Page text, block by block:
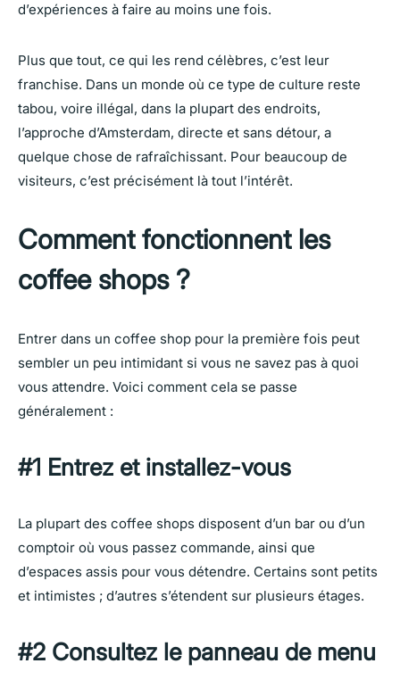
d’expériences à faire au moins une fois.
Plus que tout, ce qui les rend célèbres, c’est leur
franchise. Dans un monde où ce type de culture reste
tabou, voire illégal, dans la plupart des endroits,
l’approche d’Amsterdam, directe et sans détour, a
quelque chose de rafraîchissant. Pour beaucoup de
visiteurs, c’est précisément là tout l’intérêt.
Comment fonctionnent les
coffee shops ?
Entrer dans un coffee shop pour la première fois peut
sembler un peu intimidant si vous ne savez pas à quoi
vous attendre. Voici comment cela se passe
généralement :
#1 Entrez et installez-vous
La plupart des coffee shops disposent d’un bar ou d’un
comptoir où vous passez commande, ainsi que
d’espaces assis pour vous détendre. Certains sont petits
et intimistes ; d’autres s’étendent sur plusieurs étages.
#2 Consultez le panneau de menu